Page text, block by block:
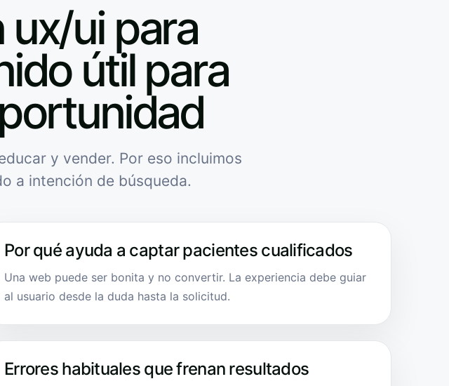
ui para
útil para
y vender. Por eso incluimos
a intención de búsqueda.
Por qué ayuda a captar pacientes cualificados
Una web puede ser bonita y no convertir. La experiencia debe guiar
al usuario desde la duda hasta la solicitud.
Errores habituales que frenan resultados